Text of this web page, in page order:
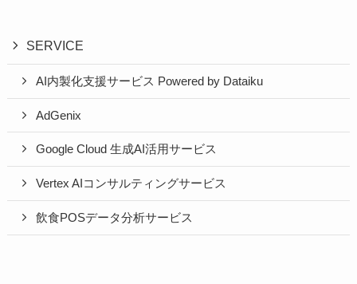
SERVICE
AI内製化支援サービス Powered by Dataiku
AdGenix
Google Cloud 生成AI活用サービス
Vertex AIコンサルティングサービス
飲食POSデータ分析サービス